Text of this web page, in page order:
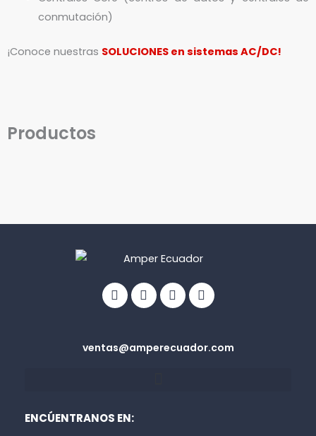
conmutación)
¡Conoce nuestras SOLUCIONES en sistemas AC/DC!
Productos
circle
ventas@amperecuador.com
ENCÚENTRANOS EN: